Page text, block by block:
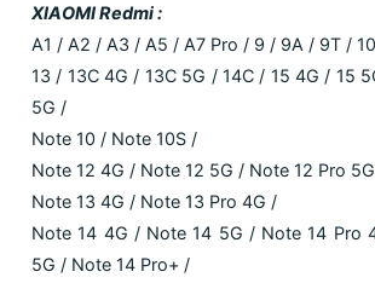
XIAOMI Redmi :
A1 / A2 / A3 / A5 / A7 Pro / 9 / 9A / 9T /
13 / 13C 4G / 13C 5G / 14C / 15 4G / 15
5G /
Note 10 / Note 10S /
Note 12 4G / Note 12 5G / Note 12 Pro
Note 13 4G / Note 13 Pro 4G /
Note 14 4G / Note 14 5G / Note 14 Pro
5G / Note 14 Pro+ /